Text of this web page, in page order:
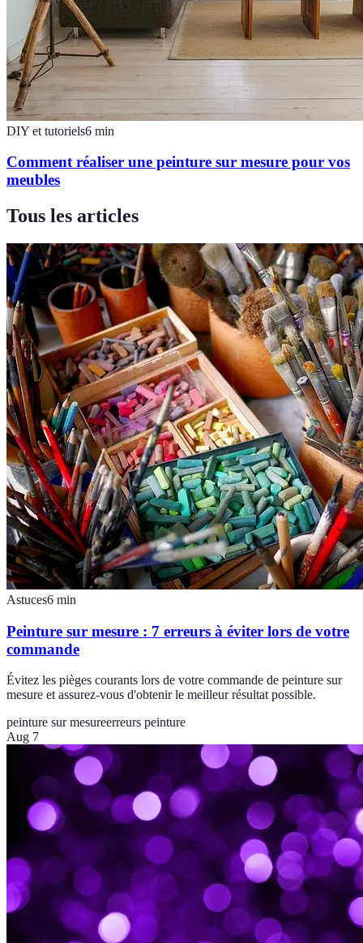
DIY et tutoriels6 min
Comment réaliser une peinture sur mesure pour vos
meubles
Tous les articles
Astuces6 min
Peinture sur mesure : 7 erreurs à éviter lors de votre
commande
Évitez les pièges courants lors de votre commande de peinture sur
mesure et assurez-vous d'obtenir le meilleur résultat possible.
peinture sur mesureerreurs peinture
Aug 7